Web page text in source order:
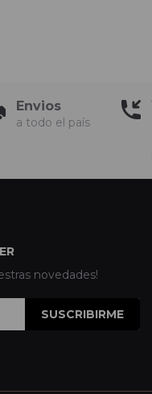
Envios
a todo el país
novedades!
SUSCRIBIRME